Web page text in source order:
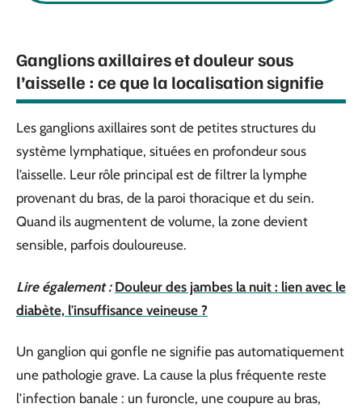
Ganglions axillaires et douleur sous
l’aisselle : ce que la localisation signifie
Les ganglions axillaires sont de petites structures du
système lymphatique, situées en profondeur sous
l’aisselle. Leur rôle principal est de filtrer la lymphe
provenant du bras, de la paroi thoracique et du sein.
Quand ils augmentent de volume, la zone devient
sensible, parfois douloureuse.
Lire également : Douleur des jambes la nuit : lien avec le
diabète, l'insuffisance veineuse ?
Un ganglion qui gonfle ne signifie pas automatiquement
une pathologie grave. La cause la plus fréquente reste
l’infection banale : un furoncle, une coupure au bras,